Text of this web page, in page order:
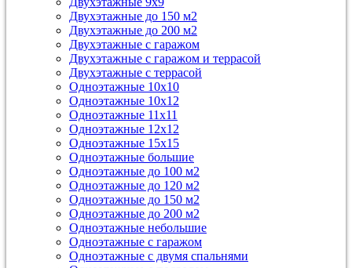
Двухэтажные до 150 м2
Двухэтажные до 200 м2
Двухэтажные с гаражом
Двухэтажные с гаражом и террасой
Двухэтажные с террасой
Одноэтажные 10х10
Одноэтажные 10х12
Одноэтажные 11х11
Одноэтажные 12х12
Одноэтажные 15х15
Одноэтажные большие
Одноэтажные до 100 м2
Одноэтажные до 120 м2
Одноэтажные до 150 м2
Одноэтажные до 200 м2
Одноэтажные небольшие
Одноэтажные с гаражом
Одноэтажные с двумя спальнями